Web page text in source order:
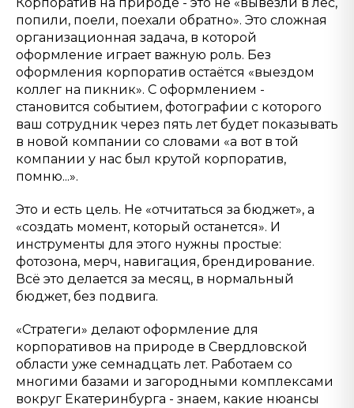
попили, поели, поехали обратно». Это сложная
организационная задача, в которой
оформление играет важную роль. Без
оформления корпоратив остаётся «выездом
коллег на пикник». С оформлением -
становится событием, фотографии с которого
ваш сотрудник через пять лет будет показывать
в новой компании со словами «а вот в той
компании у нас был крутой корпоратив,
помню...».
Это и есть цель. Не «отчитаться за бюджет», а
«создать момент, который останется». И
инструменты для этого нужны простые:
фотозона, мерч, навигация, брендирование.
Всё это делается за месяц, в нормальный
бюджет, без подвига.
«Стратеги» делают оформление для
корпоративов на природе в Свердловской
области уже семнадцать лет. Работаем со
многими базами и загородными комплексами
вокруг Екатеринбурга - знаем, какие нюансы